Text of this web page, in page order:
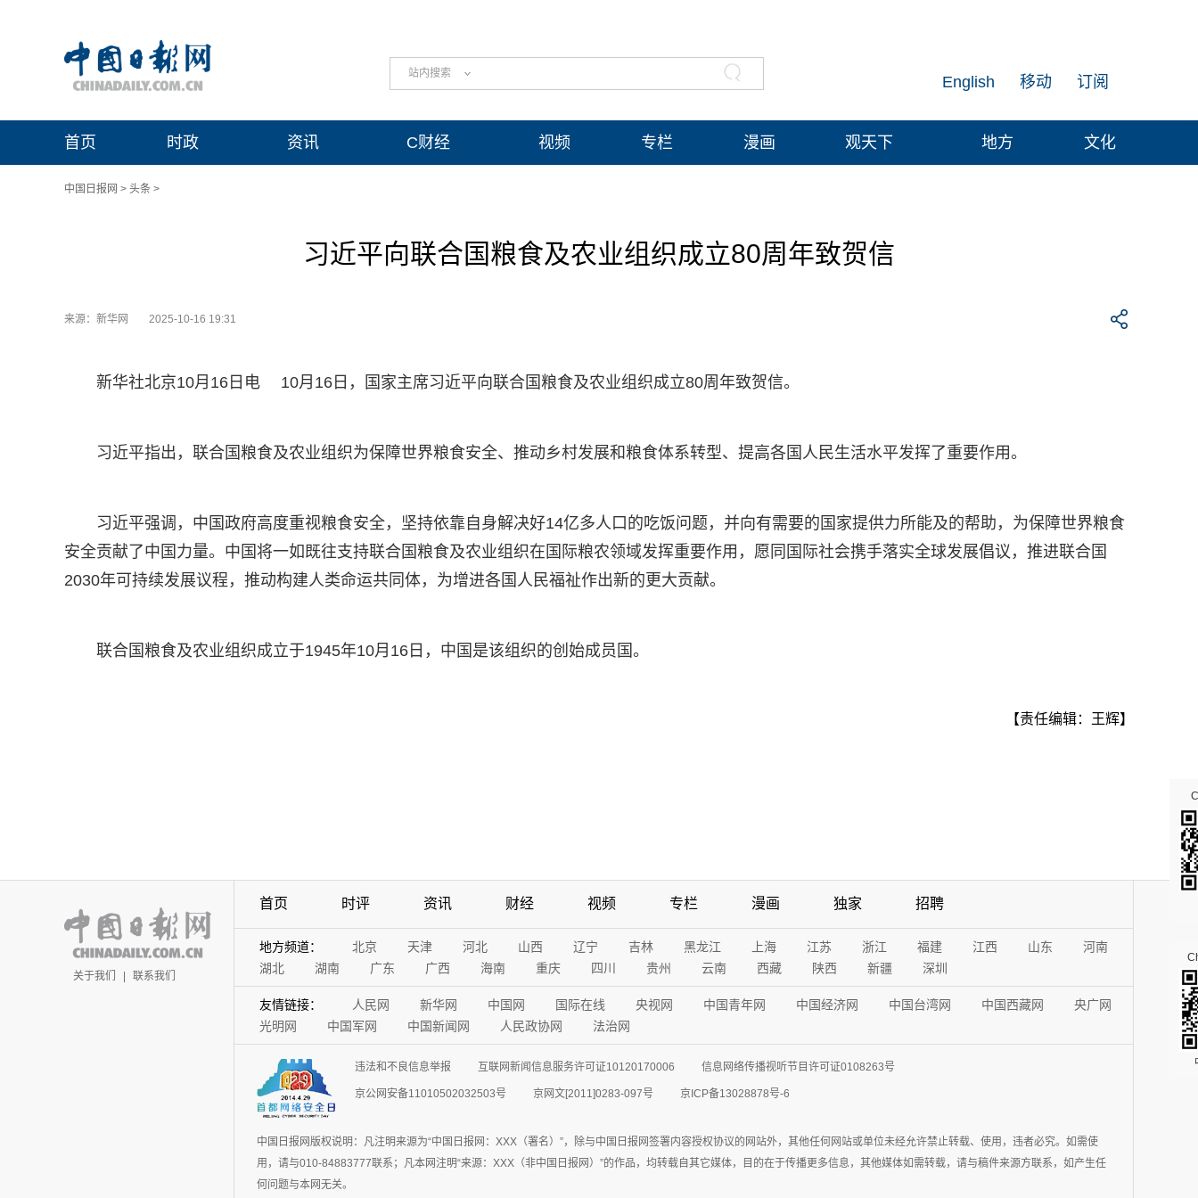
站内搜索 订阅
移动
English
首页 时政 资讯 C财经 视频 专栏 漫画 观天下 地方 文化
中国日报网 > 头条 >
习近平向联合国粮食及农业组织成立80周年致贺信
来源：新华网 2025-10-16 19:31
新华社北京10月16日电 10月16日，国家主席习近平向联合国粮食及农业组织成立80周年致贺信。
习近平指出，联合国粮食及农业组织为保障世界粮食安全、推动乡村发展和粮食体系转型、提高各国人民生活水平发挥了重要作用。
习近平强调，中国政府高度重视粮食安全，坚持依靠自身解决好14亿多人口的吃饭问题，并向有需要的国家提供力所能及的帮助，为保障世界粮食
安全贡献了中国力量。中国将一如既往支持联合国粮食及农业组织在国际粮农领域发挥重要作用，愿同国际社会携手落实全球发展倡议，推进联合国
2030年可持续发展议程，推动构建人类命运共同体，为增进各国人民福祉作出新的更大贡献。
联合国粮食及农业组织成立于1945年10月16日，中国是该组织的创始成员国。
【责任编辑：王辉】
关于我们 | 联系我们
首页 时评 资讯 财经 视频 专栏 漫画 独家 招聘
地方频道： 北京 天津 河北 山西 辽宁 吉林 黑龙江 上海 江苏 浙江 福建 江西 山东
河南
湖北
湖南 广东 广西 海南 重庆 四川 贵州 云南 西藏 陕西 新疆 深圳
友情链接： 人民网 新华网 中国网 国际在线 央视网 中国青年网 中国经济网 中国台湾网 中国西藏网
央广网
光明网
中国军网 中国新闻网 人民政协网 法治网
违法和不良信息举报 互联网新闻信息服务许可证10120170006 信息网络传播视听节目许可证0108263号
京公网安备11010502032503号 京网文[2011]0283-097号 京ICP备13028878号-6
中国日报网版权说明：凡注明来源为“中国日报网：XXX（署名）”，除与中国日报网签署内容授权协议的网站外，其他任何网站或单位未经允许禁止转载、使用，违者必究。如需使
用，请与010-84883777联系；凡本网注明“来源：XXX（非中国日报网）”的作品，均转载自其它媒体，目的在于传播更多信息，其他媒体如需转载，请与稿件来源方联系，如产生任
何问题与本网无关。